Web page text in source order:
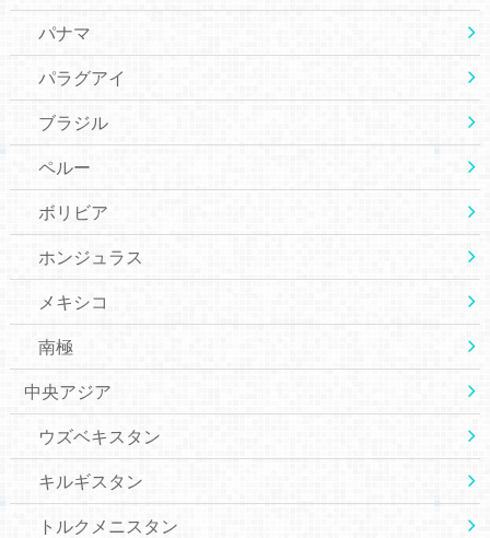
パナマ
パラグアイ
ブラジル
ペルー
ボリビア
ホンジュラス
メキシコ
南極
中央アジア
ウズベキスタン
キルギスタン
トルクメニスタン